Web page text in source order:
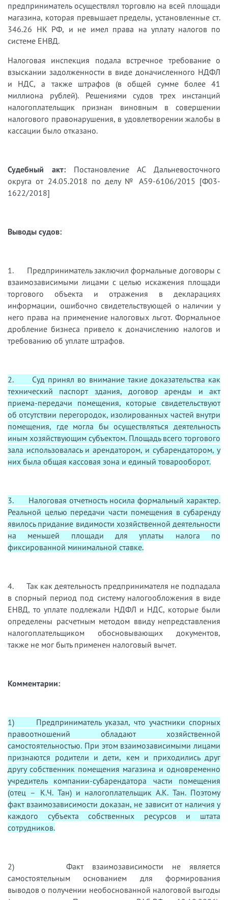
предприниматель осуществлял торговлю на всей площади
магазина, которая превышает пределы, установленные ст.
346.26 НК РФ, и не имел права на уплату налогов по
системе ЕНВД.
Налоговая инспекция подала встречное требование о
взыскании задолженности в виде доначисленного НДФЛ
и НДС, а также штрафов (в общей сумме более 41
миллиона рублей). Решениями судов трех инстанций
налогоплательщик признан виновным в совершении
налогового правонарушения, в удовлетворении жалобы в
кассации было отказано.
Судебный акт: Постановление АС Дальневосточного
округа от 24.05.2018 по делу № А59-6106/2015 [Ф03-
1622/2018]
Выводы судов:
1. Предприниматель заключил формальные договоры с
взаимозависимыми лицами с целью искажения площади
торгового объекта и отражения в декларациях
информации, ошибочно свидетельствующей о наличии у
него права на применение налоговых льгот. Формальное
дробление бизнеса привело к доначислению налогов и
требованию об уплате штрафов.
2. Суд принял во внимание такие доказательства как
технический паспорт здания, договор аренды и акт
приема-передачи помещения, которые свидетельствуют
об отсутствии перегородок, изолированных частей внутри
помещения, где могла бы осуществляться деятельность
иным хозяйствующим субъектом. Площадь всего торгового
зала использовалась и арендатором, и субарендатором, у
них была общая кассовая зона и единый товарооборот.
3. Налоговая отчетность носила формальный характер.
Реальной целью передачи части помещения в субаренду
явилось придание видимости хозяйственной деятельности
на меньшей площади для уплаты налога по
фиксированной минимальной ставке.
4. Так как деятельность предпринимателя не подпадала
в спорный период под систему налогообложения в виде
ЕНВД, то уплате подлежали НДФЛ и НДС, которые были
определены расчетным методом ввиду непредставления
налогоплательщиком обосновывающих документов,
также не мог быть применен налоговый вычет.
Комментарии:
1) Предприниматель указал, что участники спорных
правоотношений обладают хозяйственной
самостоятельностью. При этом взаимозависимыми лицами
признаются родители и дети, кем и приходились друг
другу собственник помещения магазина и одновременно
учредитель компании-субарендатора части помещения
(отец – К.Ч. Тан) и налогоплательщик А.К. Тан. Поэтому
факт взаимозависимости доказан, не зависит от наличия у
каждого субъекта собственных ресурсов и штата
сотрудников.
2) Факт взаимозависимости не является
самостоятельным основанием для формирования
выводов о получении необоснованной налоговой выгоды